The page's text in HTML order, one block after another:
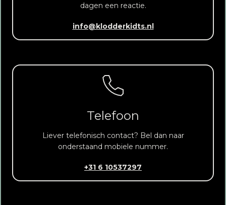
dagen een reactie.
info@klodderkidts.nl
Telefoon
Liever telefonisch contact? Bel dan naar
onderstaand mobiele nummer.
+31 6 10537297